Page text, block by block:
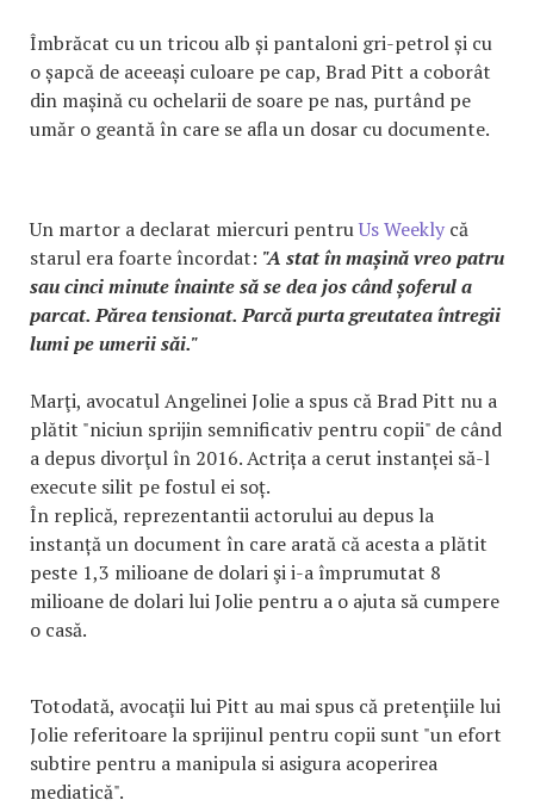
Îmbrăcat cu un tricou alb și pantaloni gri-petrol și cu
o șapcă de aceeași culoare pe cap, Brad Pitt a coborât
din mașină cu ochelarii de soare pe nas, purtând pe
umăr o geantă în care se afla un dosar cu documente.
Un martor a declarat miercuri pentruUs Weekly că
starul era foarte încordat: "A stat în mașină vreo patru
sau cinci minute înainte să se dea jos când șoferul a
parcat. Părea tensionat. Parcă purta greutatea întregii
lumi pe umerii săi."
Marţi, avocatul Angelinei Jolie a spus că Brad Pitt nu a
plătit "niciun sprijin semnificativ pentru copii" de când
a depus divorţul în 2016. Actrița a cerut instanței să-l
execute silit pe fostul ei soț.
În replică, reprezentantii actorului au depus la
instanță un document în care arată că acesta a plătit
peste 1,3 milioane de dolari şi i-a împrumutat 8
milioane de dolari lui Jolie pentru a o ajuta să cumpere
o casă.
Totodată, avocaţii lui Pitt au mai spus că pretenţiile lui
Jolie referitoare la sprijinul pentru copii sunt "un efort
subtire pentru a manipula si asigura acoperirea
mediatică".